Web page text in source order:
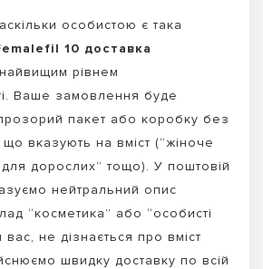
особистою є така
10 доставка
рівнем
Ваше замовлення буде
пакет або коробку без
вказують на вміст (“жіноче
для дорослих” тощо). У поштовій
нейтральний опис
“косметика” або “особисті
вас, не дізнається про вміст
швидку доставку по всій